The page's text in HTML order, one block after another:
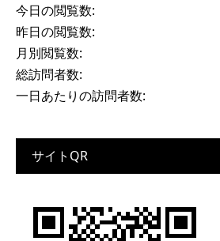
今日の閲覧数:
昨日の閲覧数:
月別閲覧数:
総訪問者数:
一日あたりの訪問者数:
サイトQR